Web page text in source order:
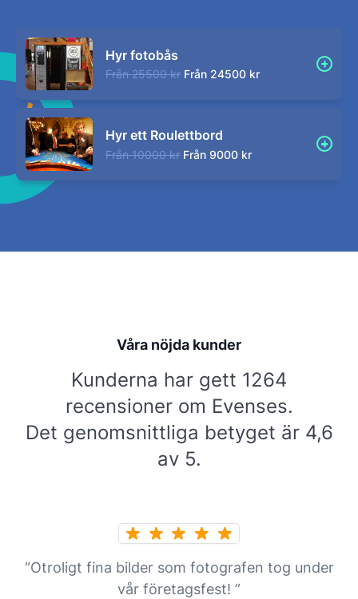
Hyr fotobås
Från 25500 kr Från 24500 kr
Hyr ett Roulettbord
Från 10000 kr Från 9000 kr
Våra nöjda kunder
Kunderna har gett 1264
recensioner om Evenses.
Det genomsnittliga betyget är 4,6
av 5.
“Otroligt fina bilder som fotografen tog under
vår företagsfest! ”